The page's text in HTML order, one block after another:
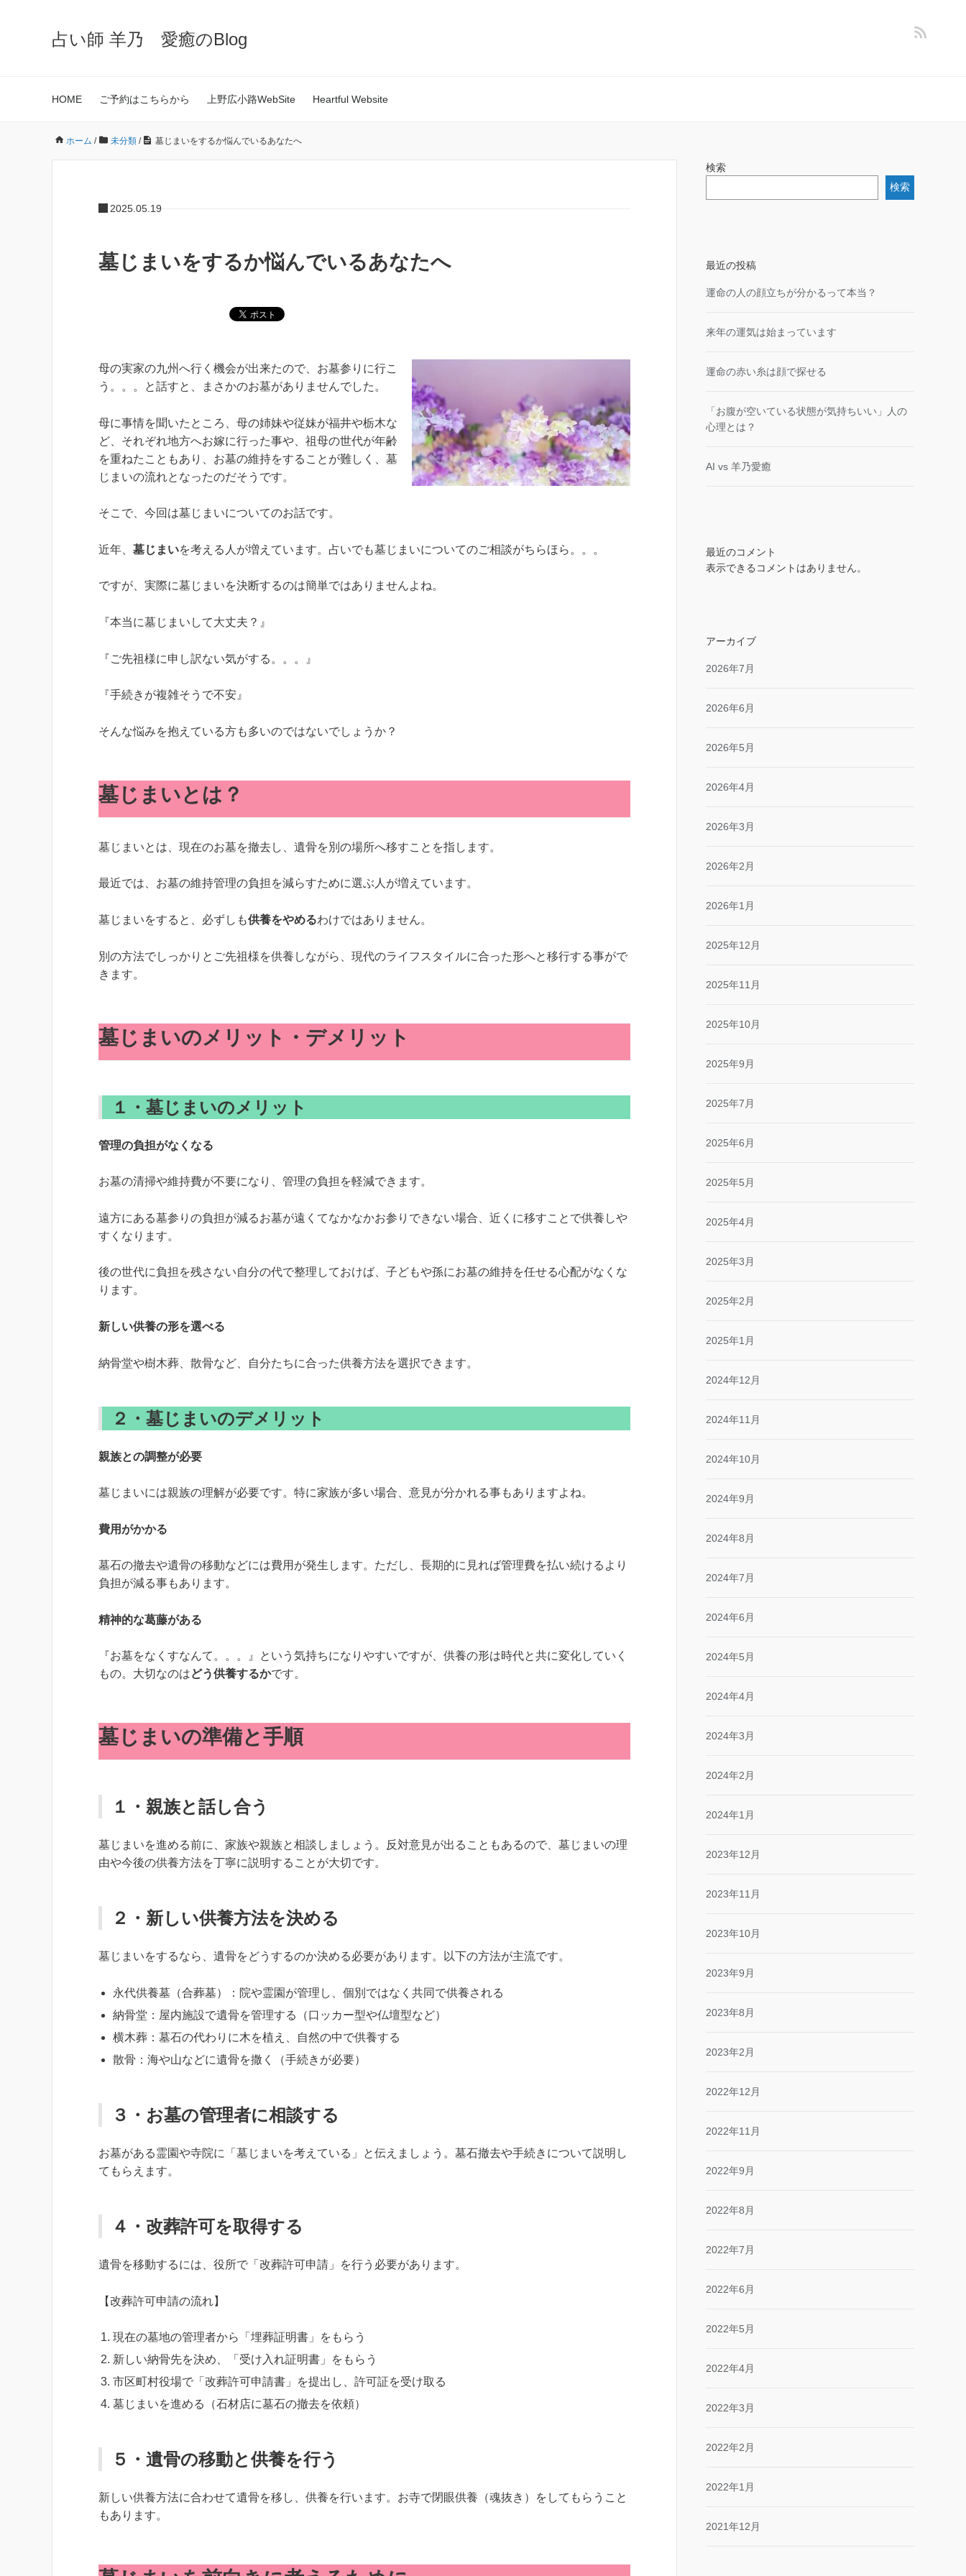
占い師 羊乃 愛癒のBlog
HOME ご予約はこちらから 上野広小路WebSite Heartful Website
ホーム / 未分類 / 墓じまいをするか悩んでいるあなたへ
2025.05.19
墓じまいをするか悩んでいるあなたへ
母の実家の九州へ行く機会が出来たので、お墓参りに行こ
う。。。と話すと、まさかのお墓がありませんでした。
母に事情を聞いたところ、母の姉妹や従妹が福井や栃木な
ど、それぞれ地方へお嫁に行った事や、祖母の世代が年齢
を重ねたこともあり、お墓の維持をすることが難しく、墓
じまいの流れとなったのだそうです。
そこで、今回は墓じまいについてのお話です。
近年、 墓じまいを考える人が増えています。占いでも墓じまいについてのご相談がちらほら。。。
ですが、実際に墓じまいを決断するのは簡単ではありませんよね。
『本当に墓じまいして大丈夫？』
『ご先祖様に申し訳ない気がする。。。』
『手続きが複雑そうで不安』
そんな悩みを抱えている方も多いのではないでしょうか？
墓じまいとは？
墓じまいとは、現在のお墓を撤去し、遺骨を別の場所へ移すことを指します。
最近では、お墓の維持管理の負担を減らすために選ぶ人が増えています。
墓じまいをすると、必ずしも供養をやめるわけではありません。
別の方法でしっかりとご先祖様を供養しながら、現代のライフスタイルに合った形へと移行する事がで
きます。
墓じまいのメリット・デメリット
１・ 墓じまいのメリット
管理の負担がなくなる
お墓の清掃や維持費が不要になり、管理の負担を軽減できます。
遠方にある墓参りの負担が減るお墓が遠くてなかなかお参りできない場合、近くに移すことで供養しや
すくなります。
後の世代に負担を残さない自分の代で整理しておけば、子どもや孫にお墓の維持を任せる心配がなくな
ります。
新しい供養の形を選べる
納骨堂や樹木葬、散骨など、自分たちに合った供養方法を選択できます。
２・ 墓じまいのデメリット
親族との調整が必要
墓じまいには親族の理解が必要です。特に家族が多い場合、意見が分かれる事もありますよね。
費用がかかる
墓石の撤去や遺骨の移動などには費用が発生します。ただし、長期的に見れば管理費を払い続けるより
負担が減る事もあります。
精神的な葛藤がある
『お墓をなくすなんて。。。』という気持ちになりやすいですが、供養の形は時代と共に変化していく
もの。大切なのはどう供養するかです。
墓じまいの準備と手順
１・親族と話し合う
墓じまいを進める前に、家族や親族と相談しましょう。反対意見が出ることもあるので、墓じまいの理
由や今後の供養方法を丁寧に説明することが大切です。
２・新しい供養方法を決める
墓じまいをするなら、遺骨をどうするのか決める必要があります。以下の方法が主流です。
永代供養墓（合葬墓）：院や霊園が管理し、個別ではなく共同で供養される
納骨堂：屋内施設で遺骨を管理する（口ッカー型や仏壇型など）
横木葬：墓石の代わりに木を植え、自然の中で供養する
散骨：海や山などに遺骨を撒く（手続きが必要）
３・お墓の管理者に相談する
お墓がある霊園や寺院に「墓じまいを考えている」と伝えましょう。墓石撤去や手続きについて説明し
てもらえます。
４・改葬許可を取得する
遺骨を移動するには、役所で「改葬許可申請」を行う必要があります。
【改葬許可申請の流れ】
現在の墓地の管理者から「埋葬証明書」をもらう
新しい納骨先を決め、「受け入れ証明書」をもらう
市区町村役場で「改葬許可申請書」を提出し、許可証を受け取る
墓じまいを進める（石材店に墓石の撤去を依頼）
５・遺骨の移動と供養を行う
新しい供養方法に合わせて遺骨を移し、供養を行います。お寺で閉眼供養（魂抜き）をしてもらうこと
もあります。
検索
検索
最近の投稿
運命の人の顔立ちが分かるって本当？
来年の運気は始まっています
運命の赤い糸は顔で探せる
「お腹が空いている状態が気持ちいい」人の
心理とは？
AI vs 羊乃愛癒
最近のコメント
表示できるコメントはありません。
アーカイブ
2026年7月
2026年6月
2026年5月
2026年4月
2026年3月
2026年2月
2026年1月
2025年12月
2025年11月
2025年10月
2025年9月
2025年7月
2025年6月
2025年5月
2025年4月
2025年3月
2025年2月
2025年1月
2024年12月
2024年11月
2024年10月
2024年9月
2024年8月
2024年7月
2024年6月
2024年5月
2024年4月
2024年3月
2024年2月
2024年1月
2023年12月
2023年11月
2023年10月
2023年9月
2023年8月
2023年2月
2022年12月
2022年11月
2022年9月
2022年8月
2022年7月
2022年6月
2022年5月
2022年4月
2022年3月
2022年2月
2022年1月
2021年12月